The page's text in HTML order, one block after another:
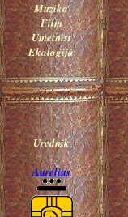
Muzika
Film
Umetnist
Ekologija
Urednik
Aurelius